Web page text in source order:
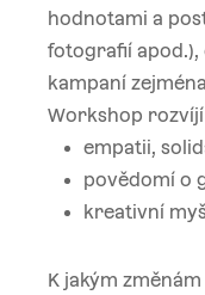
hodnotami a
fotografií apod.),
kampaní
Workshop
empatii,
povědomí o
kreativní
K jakým